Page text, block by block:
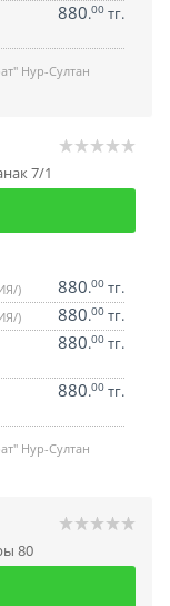
880.00 тг.
Нур-Султан
7/1
) 880.00 тг.
) 880.00 тг.
880.00 тг.
880.00 тг.
Нур-Султан
80